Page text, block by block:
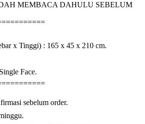
MEMBACA DAHULU SEBELUM
x Tinggi) : 165 x 45 x 210 cm.
Face.
sebelum order.